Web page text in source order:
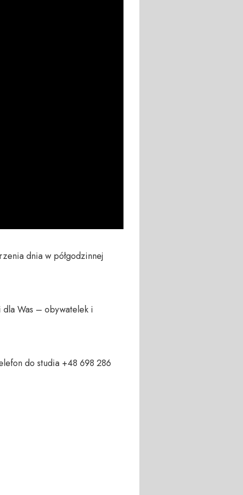
dnia w półgodzinnej
dla Was – obywatelek i